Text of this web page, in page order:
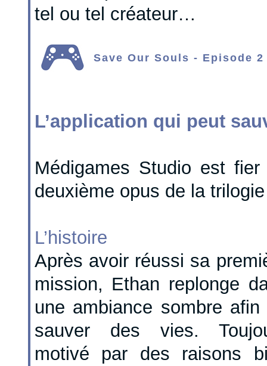
tel ou tel créateur…
Save Our Souls - Episode
L’application qui peut
Médigames Studio est
deuxième opus de la
L’histoire
Après avoir réussi sa
mission, Ethan replonge
une ambiance sombre afin
sauver des vies.
motivé par des raisons